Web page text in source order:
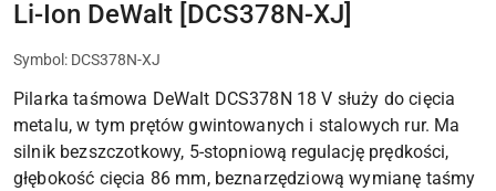
MONTAŻOWYCH
Li-Ion DeWalt [DCS378N-XJ]
Symbol: DCS378N-XJ
Pilarka taśmowa DeWalt DCS378N 18 V służy do cięcia
metalu, w tym prętów gwintowanych i stalowych rur. Ma
silnik bezszczotkowy, 5-stopniową regulację prędkości,
głębokość cięcia 86 mm, beznarzędziową wymianę taśmy